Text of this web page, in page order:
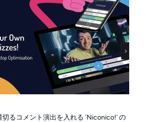
切るコメント演出を入れる `Niconico!` の